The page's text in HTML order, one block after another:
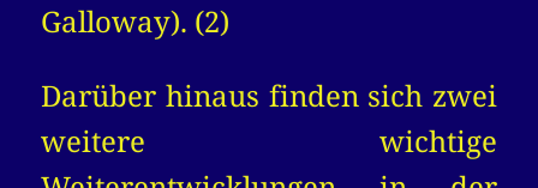
Galloway). (2)
Darüber hinaus finden sich zwei
weitere wichtige